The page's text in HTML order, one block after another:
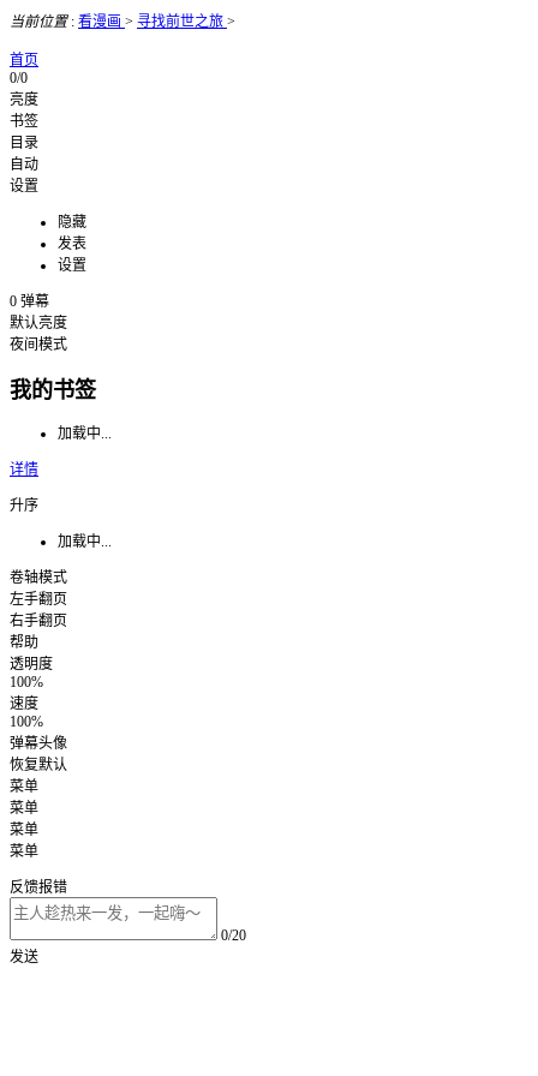
当前位置: 看漫画 > 寻找前世之旅 >
首页
0/0
亮度
书签
目录
自动
设置
隐藏
发表
设置
0 弹幕
默认亮度
夜间模式
我的书签
加载中...
详情
升序
加载中...
卷轴模式
左手翻页
右手翻页
帮助
透明度
100%
速度
100%
弹幕头像
恢复默认
菜单
菜单
菜单
菜单
反馈报错
0/20
发送